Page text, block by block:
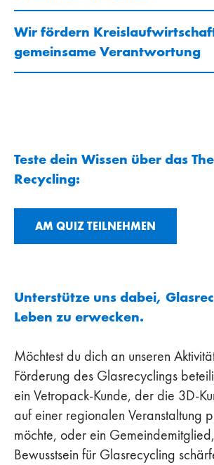
Wir fördern
gemeinsame Verantwortung
Teste dein Wissen über das
Recycling:
AM QUIZ TEILNEHMEN
Unterstütze uns dabei,
Leben zu erwecken.
Möchtest du dich an unseren
Förderung des Glasrecyclings
ein Vetropack-Kunde, der die 3D-
auf einer regionalen Veranstaltung
möchte, oder ein
Bewusstsein für Glasrecycling